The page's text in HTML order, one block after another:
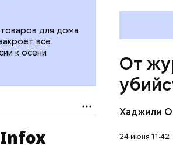
для дома
все
к осени
От
Хаджили
24 июня 11:42
26
и
туризма.
канала
спину.
но